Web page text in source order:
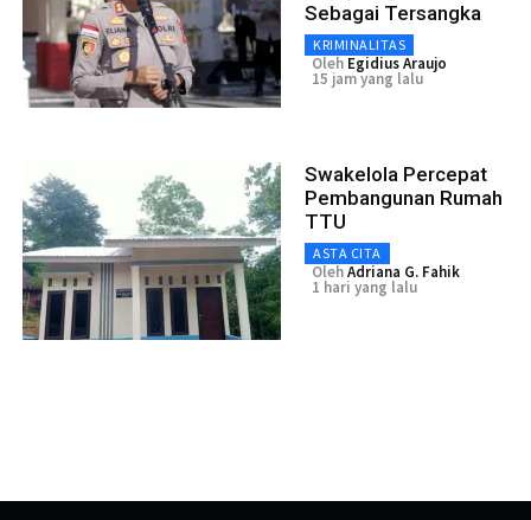
Sebagai Tersangka
KRIMINALITAS
Oleh Egidius Araujo
15 jam yang lalu
Swakelola Percepat
Pembangunan Rumah
TTU
ASTA CITA
OlehAdriana G. Fahik
1 hari yang lalu